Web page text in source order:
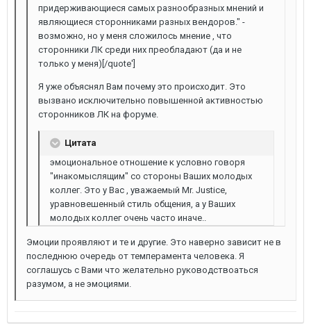
придерживающиеся самых разнообразных мнений и
являющиеся сторонниками разных вендоров." -
возможно, но у меня сложилось мнение , что
сторонники ЛК среди них преобладают (да и не
только у меня)[/quote']
Я уже объяснял Вам почему это происходит. Это
вызвано исключительно повышенной активностью
сторонников ЛК на форуме.
Цитата
эмоциональное отношение к условно говоря
"инакомыслящим" со стороны Ваших молодых
коллег. Это у Вас , уважаемый Mr. Justice,
уравновешенный стиль общения, а у Ваших
молодых коллег очень часто иначе..
Эмоции проявляют и те и другие. Это наверно зависит не в
последнюю очередь от темперамента человека. Я
соглашусь с Вами что желательно руководствоаться
разумом, а не эмоциями.